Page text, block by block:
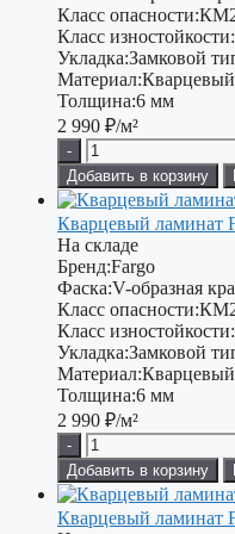
Класс опасности:
Класс изностойкости:
Укладка:Замковой
Материал:
Толщина:6 мм
2 990 ₽/м²
-
Добавить в корзину
Кварцевый ламинат
На складе
Бренд:Fargo
Фаска:V-образная
Класс опасности:
Класс изностойкости:
Укладка:Замковой
Материал:
Толщина:6 мм
2 990 ₽/м²
-
Добавить в корзину
Кварцевый ламинат